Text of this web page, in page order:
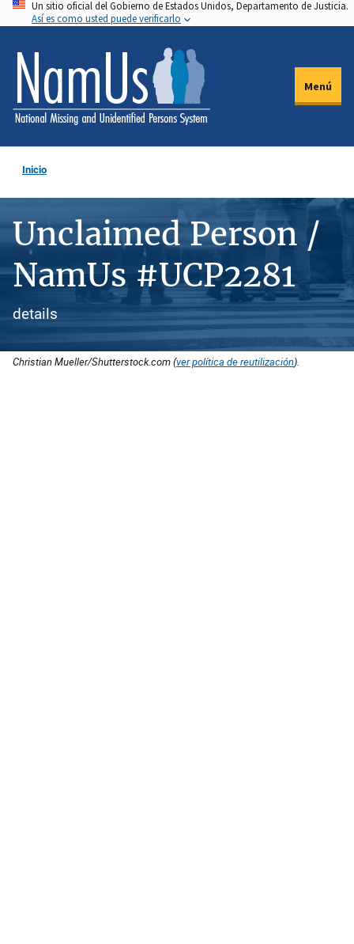
Pasar
al
contenido
principal
Un sitio oficial del Gobierno de Estados Unidos, Departamento de Justicia.
Así es como usted puede verificarlo
Menú
Inicio
Unclaimed Person /
NamUs #UCP2281
details
Christian Mueller/Shutterstock.com (ver política de reutilización).